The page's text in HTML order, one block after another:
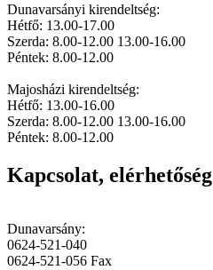
Dunavarsányi kirendeltség:
Hétfő: 13.00-17.00
Szerda: 8.00-12.00 13.00-16.00
Péntek: 8.00-12.00
Majosházi kirendeltség:
Hétfő: 13.00-16.00
Szerda: 8.00-12.00 13.00-16.00
Péntek: 8.00-12.00
Kapcsolat, elérhetőség
Dunavarsány:
0624-521-040
0624-521-056 Fax